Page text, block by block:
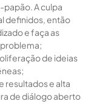
A culpa
definidos, então
e faça as
de ideias
resultados e alta
de diálogo aberto